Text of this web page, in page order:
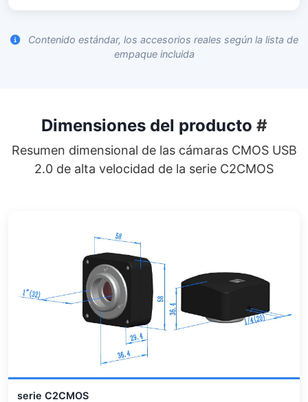
Contenido estándar, los accesorios reales según la lista de
empaque incluida
Dimensiones del producto #
Resumen dimensional de las cámaras CMOS USB
2.0 de alta velocidad de la serie C2CMOS
serie C2CMOS